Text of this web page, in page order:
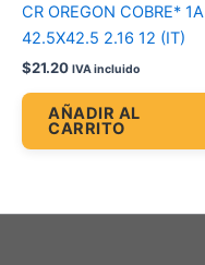
CR OREGON COBRE* 1A
42.5X42.5 2.16 12 (IT)
$21.20 IVA incluido
AÑADIR AL
CARRITO